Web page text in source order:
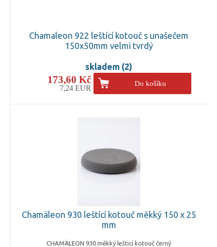
Chamaleon 922 leštící kotouč s unašečem
150x50mm velmi tvrdý
skladem (2)
173,60 Kč
7,24 EUR
Do košíku
Chamäleon 930 leštící kotouč měkký 150 x 25
mm
CHAMÄLEON 930 měkký lešticí kotouč černý